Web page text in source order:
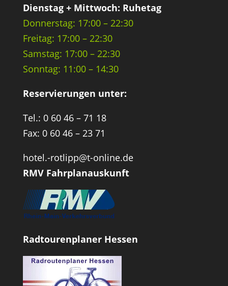
Dienstag + Mittwoch: Ruhetag
Donnerstag: 17:00 – 22:30
Freitag: 17:00 – 22:30
Samstag: 17:00 – 22:30
Sonntag: 11:00 – 14:30
Reservierungen unter:
Tel.: 0 60 46 – 71 18
Fax: 0 60 46 – 23 71
hotel.-rotlipp@t-online.de
RMV Fahrplanauskunft
Radtourenplaner Hessen